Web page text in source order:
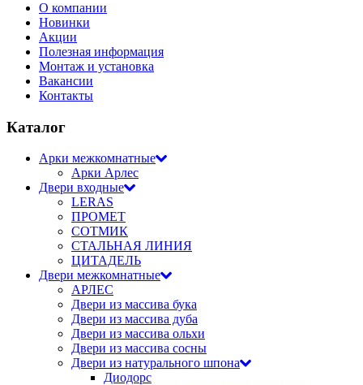
О компании
Новинки
Акции
Полезная информация
Монтаж и установка
Вакансии
Контакты
Каталог
Арки межкомнатные
Арки Арлес
Двери входные
LERAS
ПРОМЕТ
СОТМИК
СТАЛЬНАЯ ЛИНИЯ
ЦИТАДЕЛЬ
Двери межкомнатные
АРЛЕС
Двери из массива бука
Двери из массива дуба
Двери из массива ольхи
Двери из массива сосны
Двери из натурального шпона
Диодорс